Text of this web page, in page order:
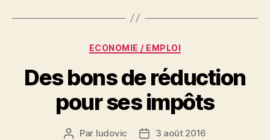
Catégories
ECONOMIE / EMPLOI
Des bons de réduction
pour ses impôts
Auteur
Par ludovic
Date3 août 2016